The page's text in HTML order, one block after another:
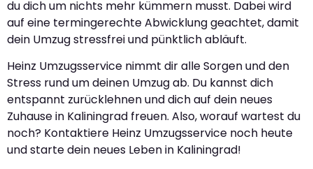
du dich um nichts mehr kümmern musst. Dabei wird
auf eine termingerechte Abwicklung geachtet, damit
dein Umzug stressfrei und pünktlich abläuft.
Heinz Umzugsservice nimmt dir alle Sorgen und den
Stress rund um deinen Umzug ab. Du kannst dich
entspannt zurücklehnen und dich auf dein neues
Zuhause in Kaliningrad freuen. Also, worauf wartest du
noch? Kontaktiere Heinz Umzugsservice noch heute
und starte dein neues Leben in Kaliningrad!